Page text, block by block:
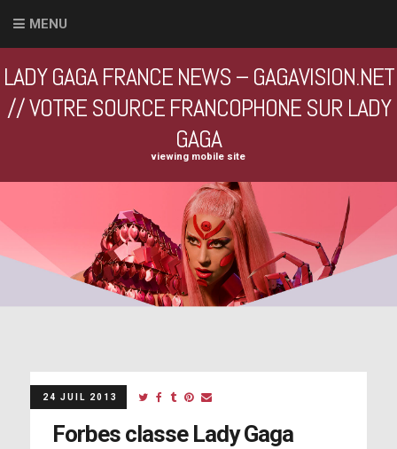
MENU
LADY GAGA FRANCE NEWS – GAGAVISION.NET
// VOTRE SOURCE FRANCOPHONE SUR LADY
GAGA
viewing mobile site
24 JUIL 2013
Forbes classe Lady Gaga